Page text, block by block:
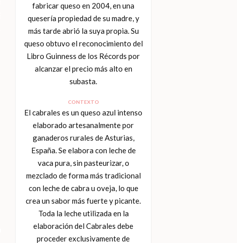
fabricar queso en 2004, en una
quesería propiedad de su madre, y
más tarde abrió la suya propia. Su
queso obtuvo el reconocimiento del
Libro Guinness de los Récords por
alcanzar el precio más alto en
subasta.
CONTEXTO
El cabrales es un queso azul intenso
elaborado artesanalmente por
ganaderos rurales de Asturias,
España. Se elabora con leche de
vaca pura, sin pasteurizar, o
mezclado de forma más tradicional
con leche de cabra u oveja, lo que
crea un sabor más fuerte y picante.
Toda la leche utilizada en la
elaboración del Cabrales debe
proceder exclusivamente de